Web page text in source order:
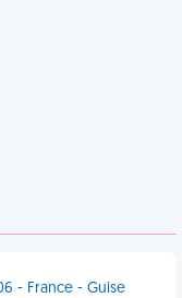
- France - Guise